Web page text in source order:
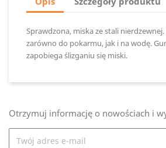
Sprawdzona, miska ze stali
zarówno do pokarmu, jak i na wodę.
zapobiega ślizganiu się miski.
Otrzymuj informację o nowościach i